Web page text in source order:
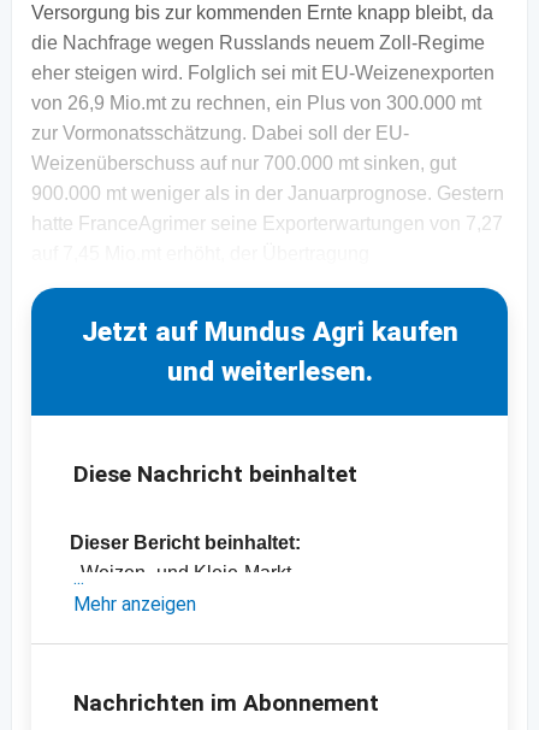
Versorgung bis zur kommenden Ernte knapp bleibt, da
die Nachfrage wegen Russlands neuem Zoll-Regime
eher steigen wird. Folglich sei mit EU-Weizenexporten
von 26,9 Mio.mt zu rechnen, ein Plus von 300.000 mt
zur Vormonatsschätzung. Dabei soll der EU-
Weizenüberschuss auf nur 700.000 mt sinken, gut
900.000 mt weniger als in der Januarprognose. Gestern
hatte FranceAgrimer seine Exporterwartungen von 7,27
Jetzt auf Mundus Agri kaufen
und weiterlesen.
Diese Nachricht beinhaltet
Dieser Bericht beinhaltet:
- Weizen- und Kleie-Markt
- Mais-, Ethanol- und Maismehl-Markt
- Offizielle Ernteschätzungen
Mehr anzeigen
Nachrichten im Abonnement